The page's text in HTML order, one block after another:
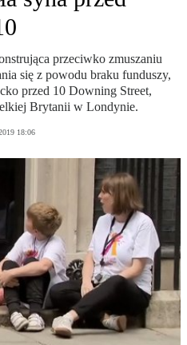
przeciwko zmuszaniu
się z powodu braku funduszy,
przed 10 Downing Street,
Brytanii w Londynie.
18:06